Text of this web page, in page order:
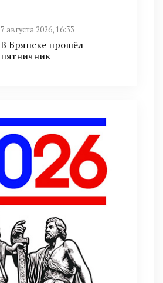
7 августа 2026, 16:33
В Брянске прошёл
пятничник